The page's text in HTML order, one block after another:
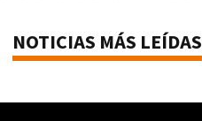
NOTICIAS MÁS LEÍDAS